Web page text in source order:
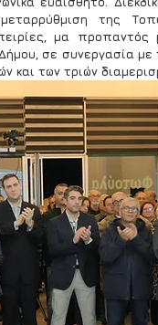
της
μα
σε συνεργασία με
και των τριών